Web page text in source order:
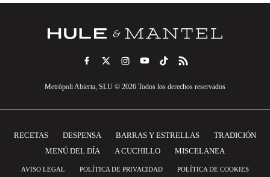
Metrópoli Abierta, SLU © 2026 Todos los derechos reservados
RECETAS DESPENSA BARRAS Y ESTRELLAS
TRADICIÓN
MENÚ DEL DÍA
A CUCHILLO MISCELANEA
AVISO LEGAL POLÍTICA DE PRIVACIDAD POLÍTICA DE COOKIES